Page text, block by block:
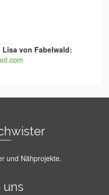
von Fabelwald:
und Nähprojekte.
uns